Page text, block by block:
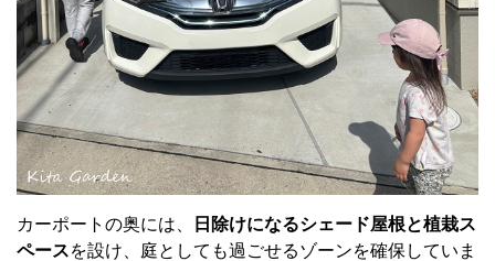
カーポートの奥には、
日除けになるシェード屋根と植栽ス
ペースを設け、庭としても過ごせるゾーンを確保していま